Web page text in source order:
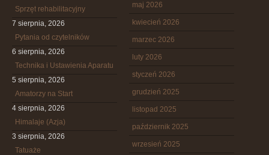
Sprzęt rehabilitacyjny
7 sierpnia, 2026
Pytania od czytelników
6 sierpnia, 2026
Technika i Ustawienia Aparatu
5 sierpnia, 2026
Amatorzy na Start
4 sierpnia, 2026
Himalaje (Azja)
3 sierpnia, 2026
Tatuaże
maj 2026
kwiecień 2026
marzec 2026
luty 2026
styczeń 2026
grudzień 2025
listopad 2025
październik 2025
wrzesień 2025